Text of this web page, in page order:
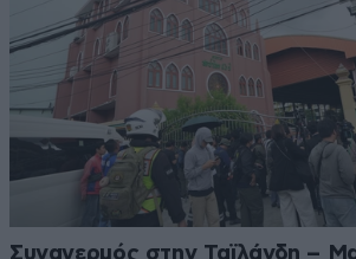
Συναγερμός στην Ταϊλάνδη –